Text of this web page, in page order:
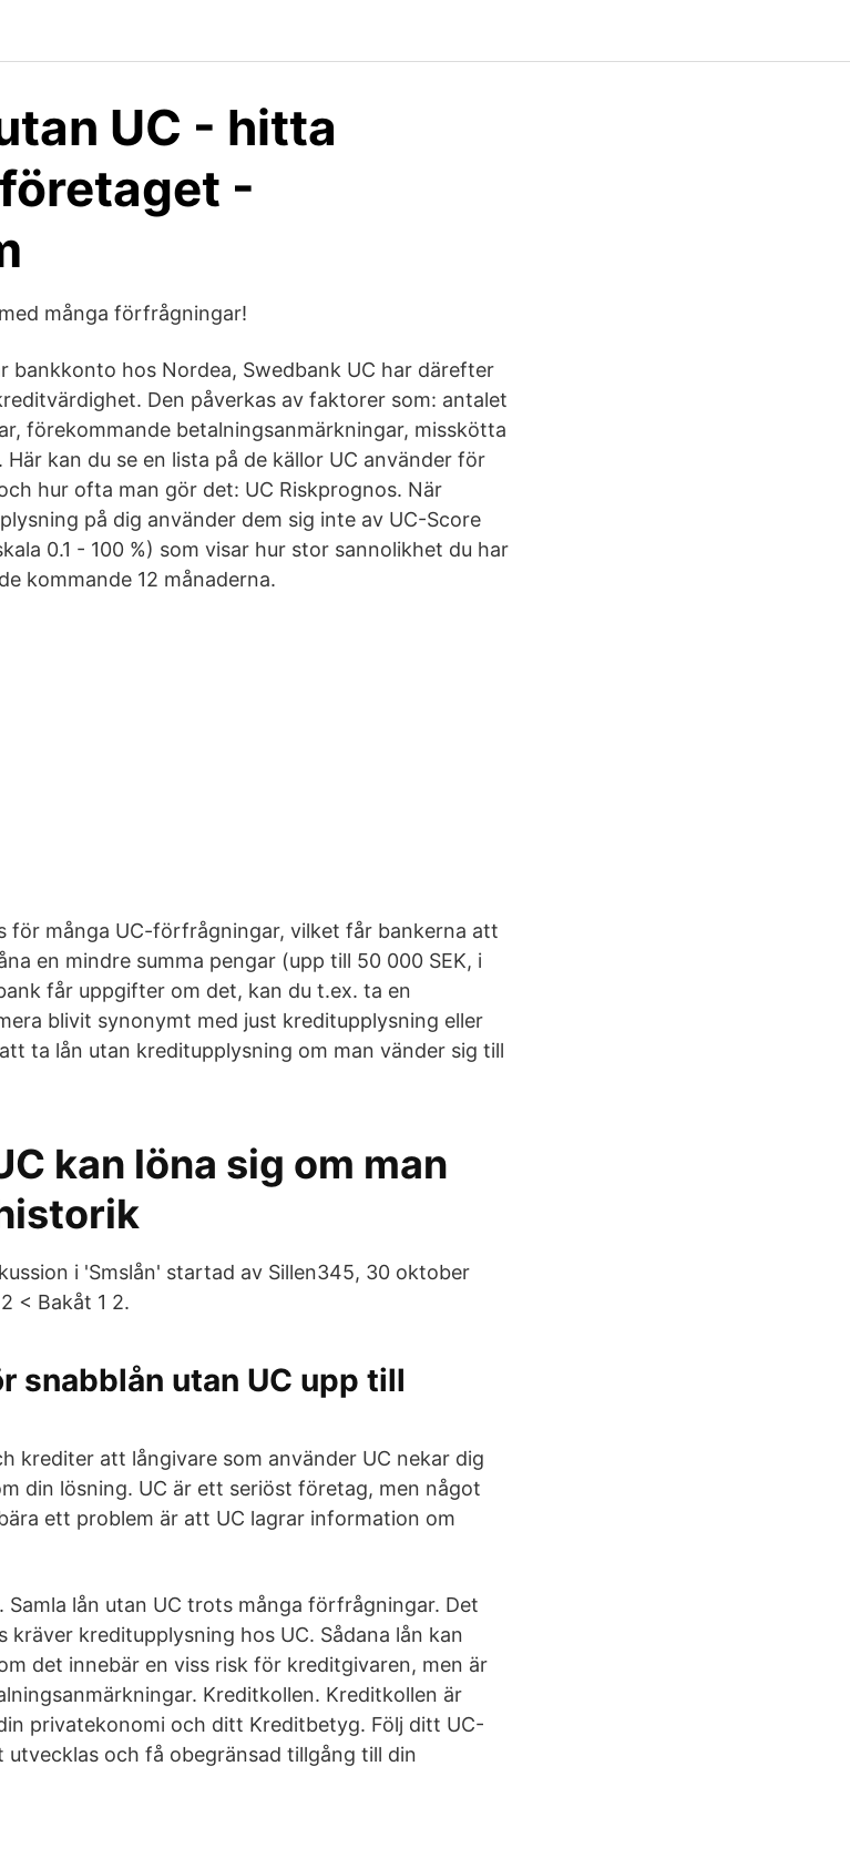
UC - hitta
-
många förfrågningar!
bankkonto hos Nordea, Swedbank UC har därefter
Den påverkas av faktorer som: antalet
förekommande betalningsanmärkningar, misskötta
kan du se en lista på de källor UC använder för
hur ofta man gör det: UC Riskprognos. När
på dig använder dem sig inte av UC-Score
0.1 - 100 %) som visar hur stor sannolikhet du har
kommande 12 månaderna.
för många UC-förfrågningar, vilket får bankerna att
en mindre summa pengar (upp till 50 000 SEK, i
får uppgifter om det, kan du t.ex. ta en
blivit synonymt med just kreditupplysning eller
ta lån utan kreditupplysning om man vänder sig till
kan löna sig om man
i 'Smslån' startad av Sillen345, 30 oktober
< Bakåt 1 2.
snabblån utan UC upp till
krediter att långivare som använder UC nekar dig
din lösning. UC är ett seriöst företag, men något
ett problem är att UC lagrar information om
Samla lån utan UC trots många förfrågningar. Det
kräver kreditupplysning hos UC. Sådana lån kan
det innebär en viss risk för kreditgivaren, men är
Kreditkollen. Kreditkollen är
privatekonomi och ditt Kreditbetyg. Följ ditt UC-
och få obegränsad tillgång till din